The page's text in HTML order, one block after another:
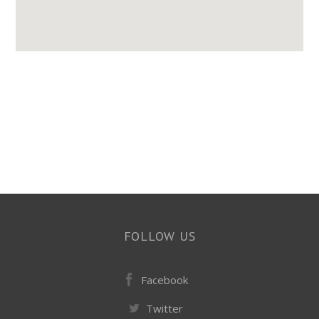
FOLLOW US
Facebook
Twitter